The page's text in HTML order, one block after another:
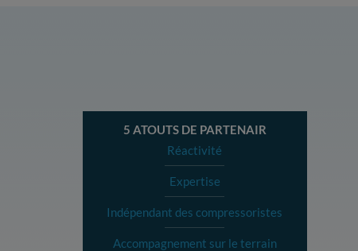
5 ATOUTS DE PARTENAIR
Réactivité
Expertise
Indépendant des compressoristes
Accompagnement sur le terrain